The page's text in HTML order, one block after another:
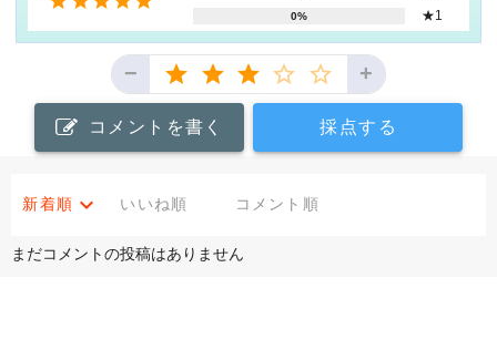
0% ★1
− +
コメントを書く 採点する
新着順 いいね順 コメント順
まだコメントの投稿はありません